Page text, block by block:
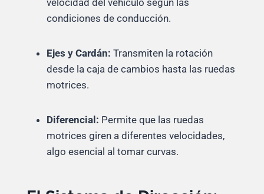
velocidad del vehículo según las
condiciones de conducción.
Ejes y Cardán: Transmiten la rotación
desde la caja de cambios hasta las ruedas
motrices.
Diferencial: Permite que las ruedas
motrices giren a diferentes velocidades,
algo esencial al tomar curvas.